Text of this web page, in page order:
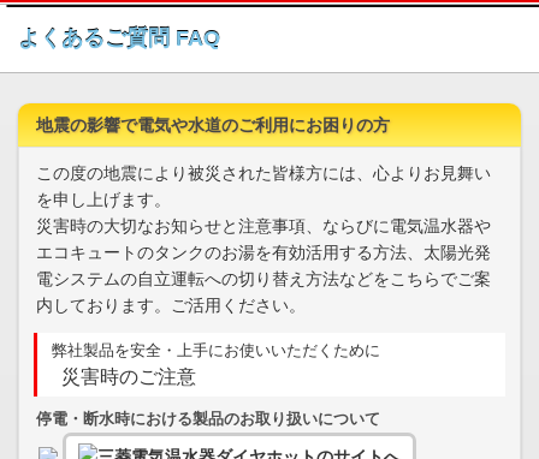
このページの本文へ
よくあるご質問 FAQ
地震の影響で電気や水道のご利用にお困りの方
この度の地震により被災された皆様方には、心よりお見舞い
を申し上げます。
災害時の大切なお知らせと注意事項、ならびに電気温水器や
エコキュートのタンクのお湯を有効活用する方法、太陽光発
電システムの自立運転への切り替え方法などをこちらでご案
内しております。ご活用ください。
弊社製品を安全・上手にお使いいただくために
災害時のご注意
停電・断水時における製品のお取り扱いについて